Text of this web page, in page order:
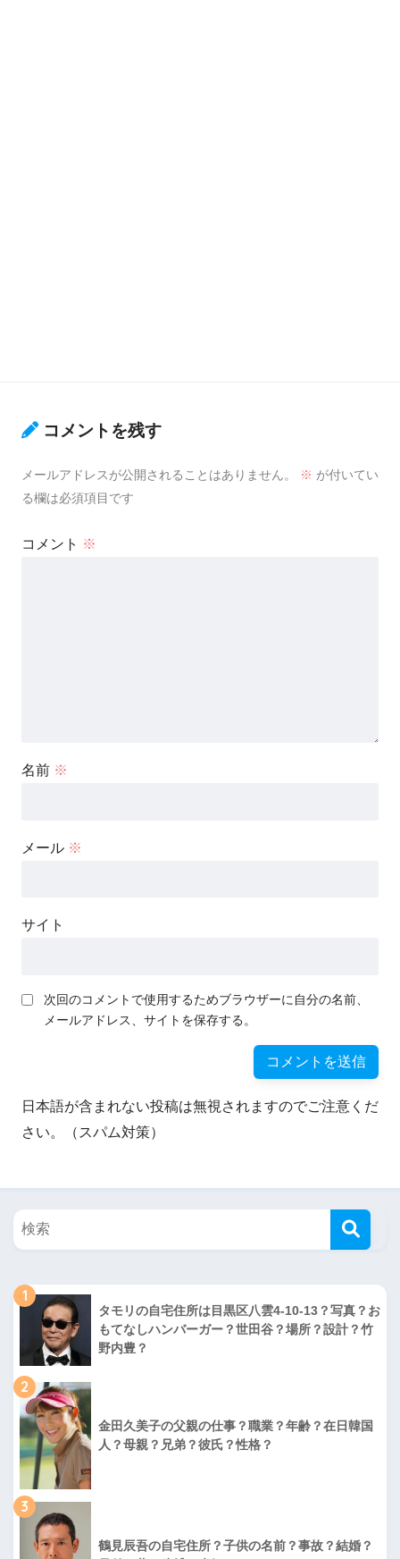
コメントを残す
メールアドレスが公開されることはありません。 ※ が付いてい
る欄は必須項目です
コメント ※
名前 ※
メール ※
サイト
次回のコメントで使用するためブラウザーに自分の名前、
メールアドレス、サイトを保存する。
日本語が含まれない投稿は無視されますのでご注意くだ
さい。（スパム対策）
1
タモリの自宅住所は目黒区八雲4-10-13？写真？お
もてなしハンバーガー？世田谷？場所？設計？竹
野内豊？
2
金田久美子の父親の仕事？職業？年齢？在日韓国
人？母親？兄弟？彼氏？性格？
3
鶴見辰吾の自宅住所？子供の名前？事故？結婚？